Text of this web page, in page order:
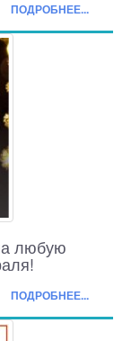
ПОДРОБНЕЕ...
любую
ПОДРОБНЕЕ...